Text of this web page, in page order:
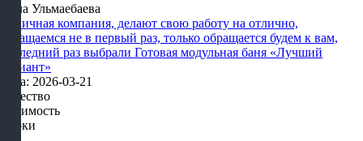
Алла Ульмаебаева
Отличная компания, делают свою работу на отлично,
обращаемся не в первый раз, только обращается будем к вам,
последний раз выбрали Готовая модульная баня «Лучший
вариант»
Дата: 2026-03-21
Качество
Стоимость
Сроки